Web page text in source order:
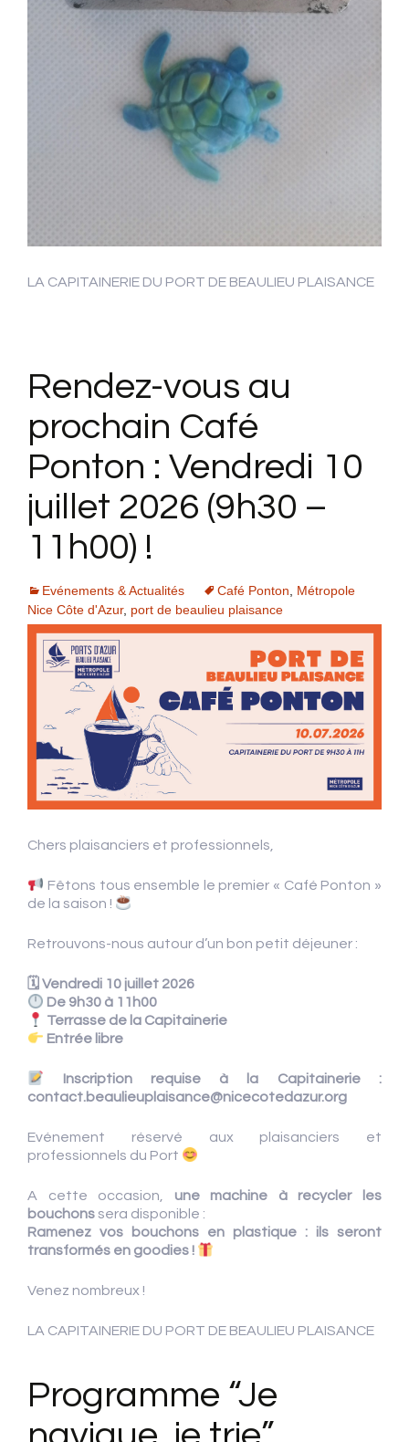
LA CAPITAINERIE DU PORT DE BEAULIEU PLAISANCE
Rendez-vous au
prochain Café
Ponton : Vendredi 10
juillet 2026 (9h30 –
11h00) !
Evénements & Actualités Café Ponton, Métropole
Nice Côte d'Azur, port de beaulieu plaisance
Chers plaisanciers et professionnels,
Fêtons tous ensemble le premier « Café Ponton »
de la saison !
Retrouvons-nous autour d’un bon petit déjeuner :
🗓 Vendredi 10 juillet 2026
De 9h30 à 11h00
Terrasse de la Capitainerie
Entrée libre
Inscription requise à la Capitainerie :
contact.beaulieuplaisance@nicecotedazur.org
Evénement réservé aux plaisanciers et
professionnels du Port
A cette occasion, une machine à recycler les
bouchons sera disponible :
Ramenez vos bouchons en plastique : ils seront
transformés en goodies !
Venez nombreux !
LA CAPITAINERIE DU PORT DE BEAULIEU PLAISANCE
Programme “Je